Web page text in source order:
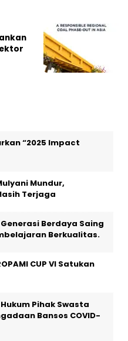
“2025 Impact
Mundur,
Terjaga
Berdaya Saing
Berkualitas.
CUP VI Satukan
Pihak Swasta
Bansos COVID-